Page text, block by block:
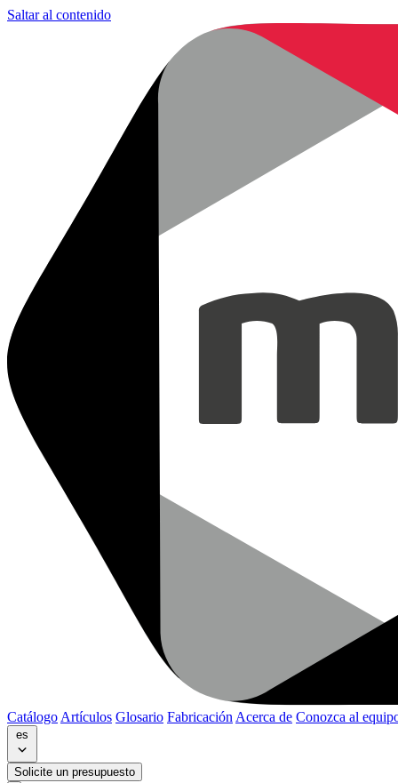
Saltar al contenido
Catálogo Artículos Glosario Fabricación Acerca de Conozca al
es
Solicite un presupuesto